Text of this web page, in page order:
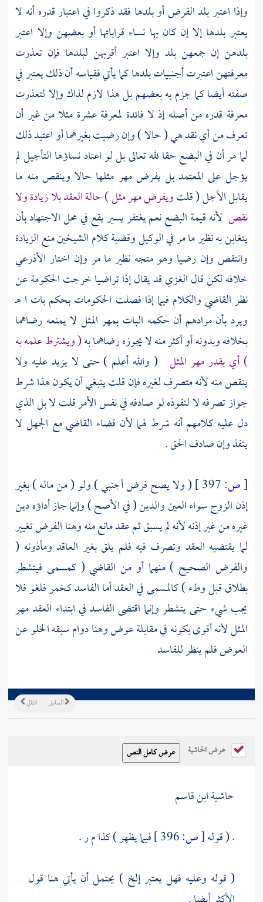
وإذا اعتبر بلد الفرض أو بلدها فقد ذكروا في اعتبار قدره أنه لا
يعتبر بلدها إلا إن كان بها نساء قراباتها أو بعضهن وإلا اعتبر
بلدهن إن جمعهن بلد وإلا اعتبر أقربهن لبلدها فإن تعذرت
معرفتهن اعتبرت أجنبيات بلدها كما يأتي فقياسه أن ذلك يعتبر في
صفته أيضا كما جزم به بعضهم بل هذا لازم لذاك وإلا لتعذرت
معرفة قدره من أصله إذ لا فائدة لمعرفة عشرة مثلا من غير أن
تعرف من أي نقد هي ( حالا ) وإن رضيت بغيرهما أو اعتيد ذلك
لما مر أن في البضع حقا لله تعالى بل لو اعتاد نساؤها التأجيل لم
يؤجل على المعتمد بل يفرض مهر مثلها حالا وينقص منه ما
يقابل الأجل ( قلتويفرض مهر مثل ) حالة العقد بلا زيادة ولا
نقص لأنه قيمة البضع نعم يغتفر يسير يقع في محل الاجتهاد بأن
يتغابن به نظير ما مر في الوكيل وقضية كلامالشيخينمنع الزيادة
وانتقص وإن رضيا وهو متجه نظير ما مر وإن اختار الأذرعي
خلافه لكن قالالغزيقد يقال إذا تراضيا خرجت الحكومة عن
نظر القاضي والكلام فيما إذا فصلت الحكومات بحكم بات ا هـ
ويرد بأن مرادهم أن حكمه البات بمهر المثل لا يمنعه رضاهما
بخلافه وبدونه أو أكثر منه لا يجوزه رضاهما به( ويشترط علمه به
) أي بقدر مهر المثل ( والله أعلم ) حتى لا يزيد عليه ولا
ينقص منه لأنه متصرف لغيره فإن قلت ينبغي أن يكون هذا شرط
جواز تصرفه لا لنفوذه لو صادفه في نفس الأمر قلت لا بل الذي
دل عليه كلامهم أنه شرط لهما لأن قضاء القاضي مع الجهل لا
ينفذ وإن صادف الحق .
[ص:
( ولا يصح فرض أجنبي ) ولو ( من ماله ) بغير
إذن الزوج سواء العين والدين ( في الأصح ) وإنما جاز أداؤه دين
غيره من غير إذنه لأنه لم يسبق ثم عقد مانع منه وهنا الفرض تغيير
لما يقتضيه العقد وتصرف فيه فلم يلق بغير العاقد ومأذونه (
والفرض الصحيح ) منهما أو من القاضي ( كمسمى فيتشطر
بطلاق قبل وطء ) كالمسمى في العقد أما الفاسد كخمر فلغو فلا
يجب شيء حتى يتشطر وإنما اقتضى الفاسد في ابتداء العقد مهر
المثل لأنه أقوى بكونه في مقابلة عوض وهنا دوام سبقه الخلو عن
العوض فلم ينظر للفاسد
التالي السابق
عرض الحاشية
حاشية ابن قاسم
. ( قوله[ص: فيما يظهر ) كذام ر.
( قوله وعليه فهل يعتبر إلخ ) يحتمل أن يأتي هنا قول